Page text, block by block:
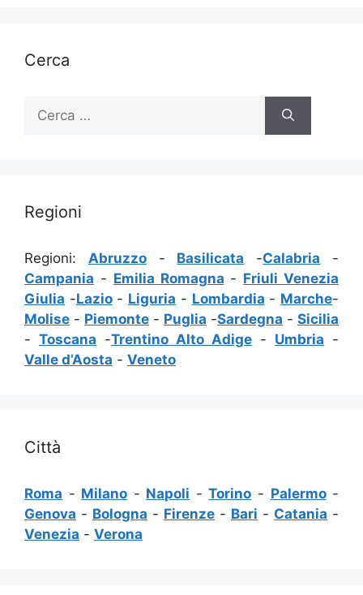
Cerca
per:
Regioni
Regioni: Abruzzo- Basilicata -Calabria -
Campania - Emilia Romagna - Friuli Venezia
Giulia -Lazio- Liguria - Lombardia - Marche-
Molise - Piemonte - Puglia -Sardegna - Sicilia
- Toscana -Trentino Alto Adige - Umbria -
Valle d’Aosta - Veneto
Città
Roma - Milano - Napoli -Torino - Palermo-
Genova - Bologna - Firenze - Bari - Catania -
Venezia - Verona